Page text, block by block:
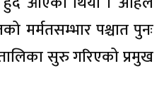
मर्मतसम्भार पश्चात पुनः
सुरु गरिएको प्रमुख